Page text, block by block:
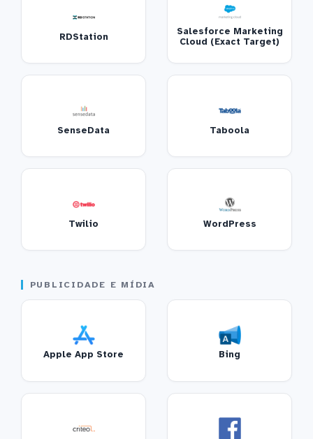
RDStation
Salesforce Marketing
Cloud (Exact Target)
SenseData Taboola
Twilio WordPress
PUBLICIDADE E MÍDIA
Apple App Store Bing